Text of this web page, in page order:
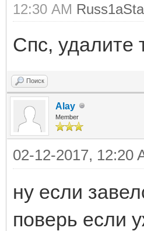
12:30 AM
Спс, удалите
Поиск
Alay
Member
02-12-2017, 12:20
ну если
поверь если